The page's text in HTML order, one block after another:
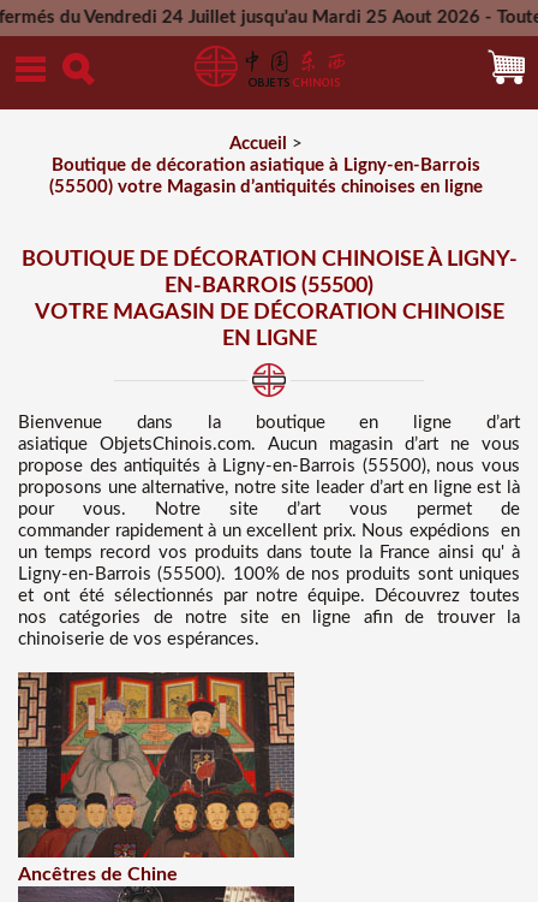
24 Juillet jusqu'au Mardi 25 Aout 2026 - Toutes les
Mercredi 26 Aout 2026
Accueil
>
Boutique de décoration asiatique à Ligny-en-Barrois
(55500) votre Magasin d’antiquités chinoises en ligne
BOUTIQUE DE DÉCORATION CHINOISE À LIGNY-
EN-BARROIS (55500)
VOTRE MAGASIN DE DÉCORATION CHINOISE
EN LIGNE
Bienvenue dans
la boutique en ligne d’art
asiatique ObjetsChinois.com. Aucun magasin d’art ne vous
propose desantiquités à Ligny-en-Barrois (55500), nous vous
proposons une alternative, notre site leader d’art en ligne est là
pour vous. Notre site d’art vous permet de
commander rapidement à un excellent prix. Nous expédions en
un temps record vos produits dans toute la France ainsi qu' à
Ligny-en-Barrois (55500). 100% de nos produits sont uniques
et ont été sélectionnés par notre équipe. Découvrez toutes
nos catégories de notre site en ligne afin de trouver la
chinoiserie de vos espérances.
Ancêtres de Chine